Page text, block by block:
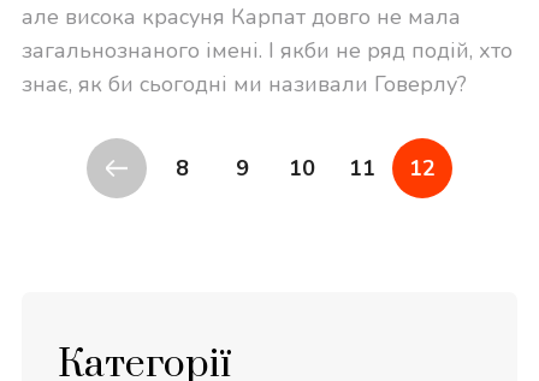
але висока красуня Карпат довго не мала
загальнознаного імені. І якби не ряд подій, хто
знає, як би сьогодні ми називали Говерлу?
8 9 10 11 12
Категорії